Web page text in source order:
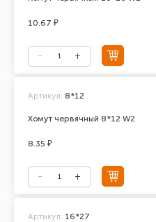
10.67 ₽
Хомут червячный 8*12 W2
Артикул: 8*12
8.35 ₽
Артикул: 16*27